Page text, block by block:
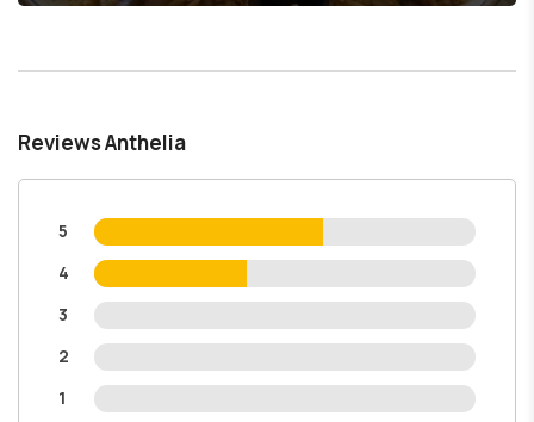
Reviews Anthelia
5
4
3
2
1